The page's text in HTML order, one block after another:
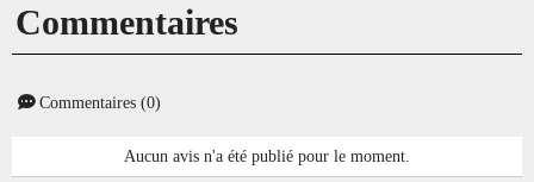
Commentaires
Commentaires (0)
Aucun avis n'a été publié pour le moment.